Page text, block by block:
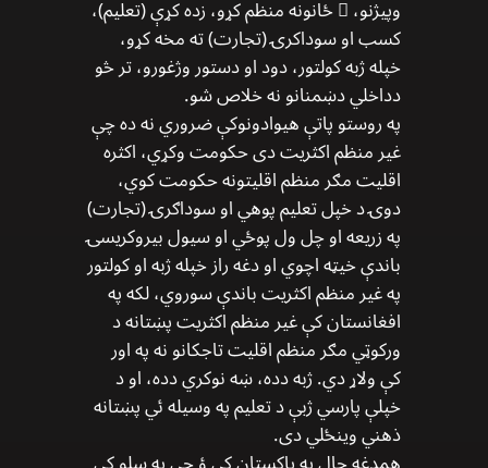
وپیژنو، ّ ځانونه منظم کړو، زده کړې (تعلیم)،
کسب او سوداکرۍ (تجارت) ته مخه کړو،
خپله ژبه کولتور، دود او دستور وژغورو، تر څو
دداخلي دښمنانو نه خلاص شو.
په روستو پاتې هیوادونوکې ضروري نه ده چې
غیر منظم اکثریت دی حکومت وکړي، اکثره
اقلیت مګر منظم اقلیتونه حکومت کوي،
دوۍ د خپل تعلیم پوهي او سوداګرۍ (تجارت)
په زریعه او چل ول پوځي او سیول بیروکریسۍ
باندې خیټه اچوي او دغه راز خپله ژبه او کولتور
په غیر منظم اکثریت باندې سوروي، لکه په
افغانستان کې غیر منظم اکثریت پښتانه د
ورکوټي مګر منظم اقلیت تاجکانو نه په اور
کې ولاړ دي. ژبه دده، ښه نوکري دده، او د
خپلې پارسي ژبې د تعلیم په وسیله ئي پښتانه
ذهني وینځلي دی.